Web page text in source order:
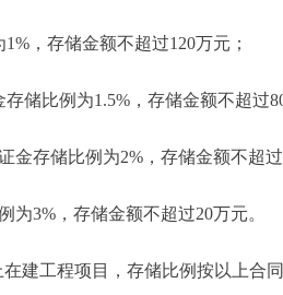
，存储金额不超过120万元；
比例为1.5%，存储金额不超过
存储比例为2%，存储金额不超过
3%，存储金额不超过20万元。
工程项目，存储比例按以上合同